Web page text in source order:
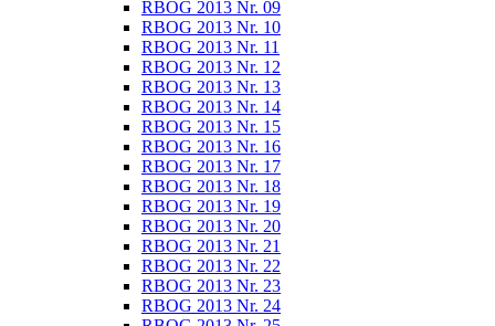
RBOG 2013 Nr. 09
RBOG 2013 Nr. 10
RBOG 2013 Nr. 11
RBOG 2013 Nr. 12
RBOG 2013 Nr. 13
RBOG 2013 Nr. 14
RBOG 2013 Nr. 15
RBOG 2013 Nr. 16
RBOG 2013 Nr. 17
RBOG 2013 Nr. 18
RBOG 2013 Nr. 19
RBOG 2013 Nr. 20
RBOG 2013 Nr. 21
RBOG 2013 Nr. 22
RBOG 2013 Nr. 23
RBOG 2013 Nr. 24